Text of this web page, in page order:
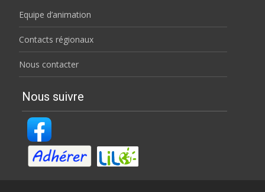
Equipe d’animation
Contacts régionaux
Nous contacter
Nous suivre